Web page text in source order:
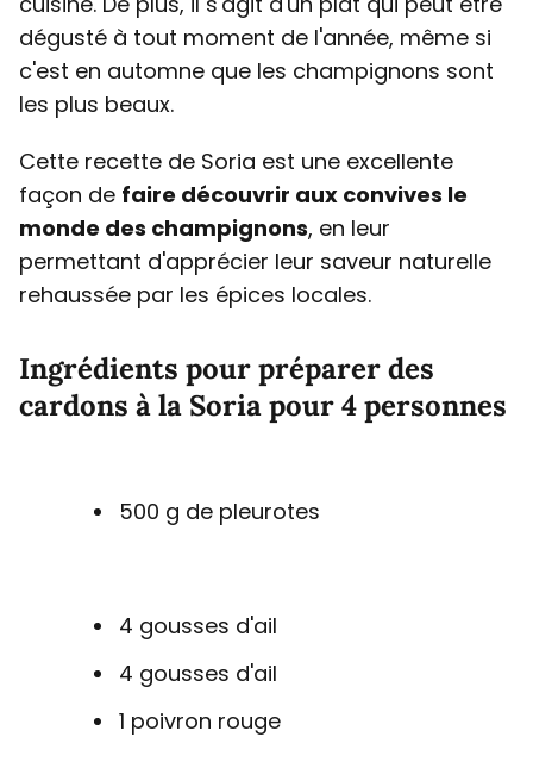
dégusté à tout moment de l'année, même si
c'est en automne que les champignons sont
les plus beaux.
Cette recette de Soria est une excellente
façon de faire découvrir aux convives le
monde des champignons, en leur
permettant d'apprécier leur saveur naturelle
rehaussée par les épices locales.
Ingrédients pour préparer des
cardons à la Soria pour 4 personnes
500 g de pleurotes
4 gousses d'ail
4 gousses d'ail
1 poivron rouge